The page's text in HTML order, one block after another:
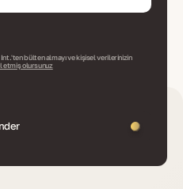
bülten almayı ve kişisel verilerinizin
etmiş olursunuz